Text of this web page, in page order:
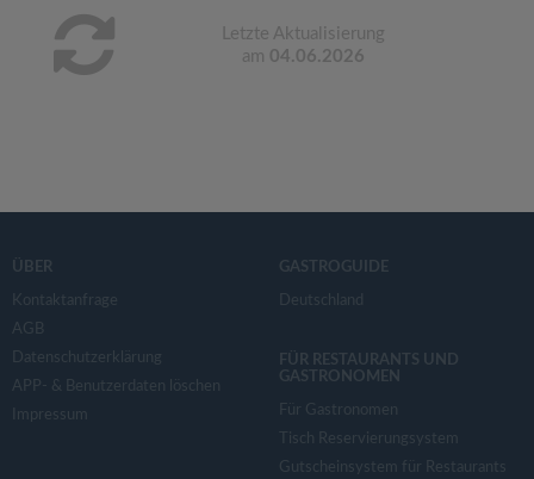
Letzte Aktualisierung
am 04.06.2026
ÜBER
Kontaktanfrage
AGB
Datenschutzerklärung
APP- & Benutzerdaten löschen
Impressum
GASTROGUIDE
Deutschland
FÜR RESTAURANTS UND
GASTRONOMEN
Für Gastronomen
Tisch Reservierungsystem
Gutscheinsystem für Restaurants